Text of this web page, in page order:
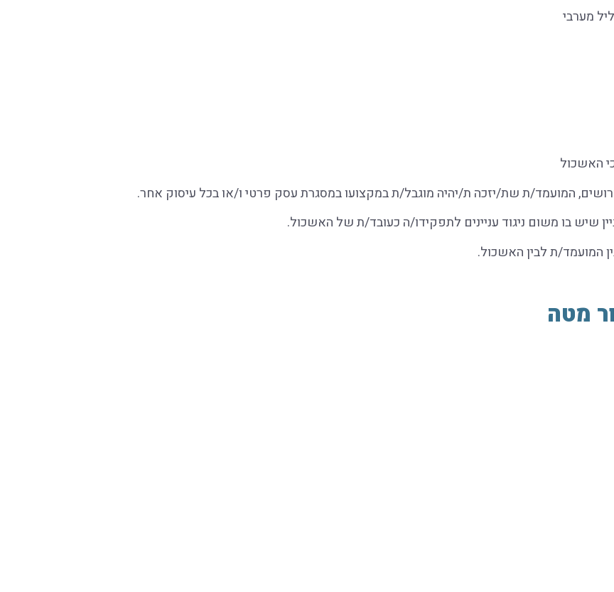
מערבי
המועמד/ת שת/יזכה ת/יהיה מוגבל/ת במקצועו במסגרת עסק פרטי ו/או בכל עיסוק אחר.
שיש בו משום ניגוד עניינים לתפקידו/ה כעובד/ת של האשכול.
המועמד/ת לבין האשכול.
מטה